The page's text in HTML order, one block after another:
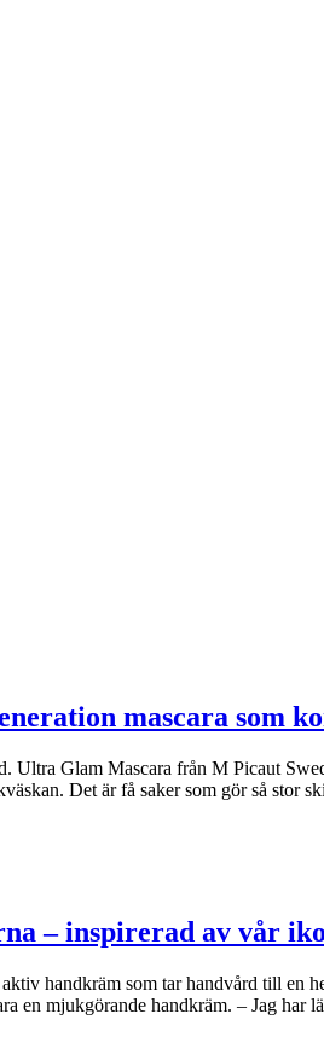
mascara som
Glam Mascara från M Picaut
Det är få saker som gör så stor
– inspirerad av vår
handkräm som tar handvård till en
en mjukgörande handkräm. – Jag har